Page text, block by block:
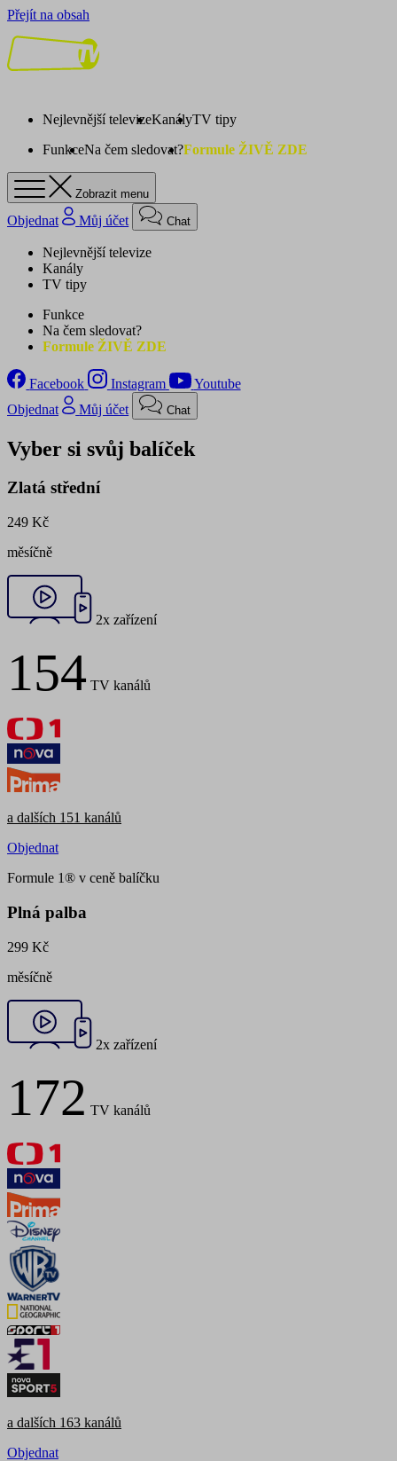
Přejít na obsah
Nejlevnější televizeKanályTV tipy
FunkceNa čem sledovat?Formule ŽIVĚ ZDE
Zobrazit menu
Objednat Můj účet Chat
Nejlevnější televize
Kanály
TV tipy
Funkce
Na čem sledovat?
Formule ŽIVĚ ZDE
Facebook Instagram
Youtube
Objednat
Můj účet Chat
Vyber si svůj balíček
Zlatá střední
249 Kč
měsíčně
2x zařízení
154 TV kanálů
a dalších 151 kanálů
Objednat
Formule 1® v ceně balíčku
Plná palba
299 Kč
měsíčně
2x zařízení
172 TV kanálů
a dalších 163 kanálů
Objednat